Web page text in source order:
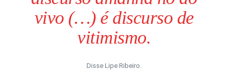
vivo (…) é discurso de
vitimismo.
Disse Lipe Ribeiro.